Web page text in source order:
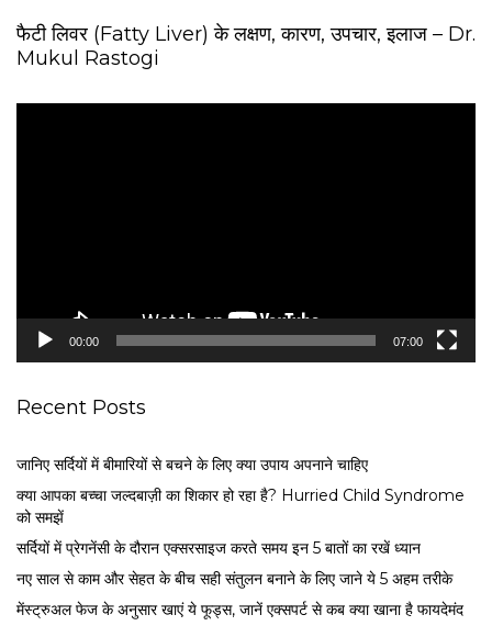
फैटी लिवर (Fatty Liver) के लक्षण, कारण, उपचार, इलाज – Dr.
Mukul Rastogi
00:00 07:00
Recent Posts
जानिए सर्दियों में बीमारियों से बचने के लिए क्या उपाय अपनाने चाहिए
क्या आपका बच्चा जल्दबाज़ी का शिकार हो रहा है? Hurried Child Syndrome
को समझें
सर्द‍ियों में प्रेगनेंसी के दौरान एक्सरसाइज करते समय इन 5 बातों का रखें ध्यान
नए साल से काम और सेहत के बीच सही संतुलन बनाने के लिए जाने ये 5 अहम तरीके
मेंस्ट्रुअल फेज के अनुसार खाएं ये फूड्स, जानें एक्सपर्ट से कब क्या खाना है फायदेमंद